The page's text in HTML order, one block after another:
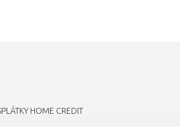
HOME CREDIT